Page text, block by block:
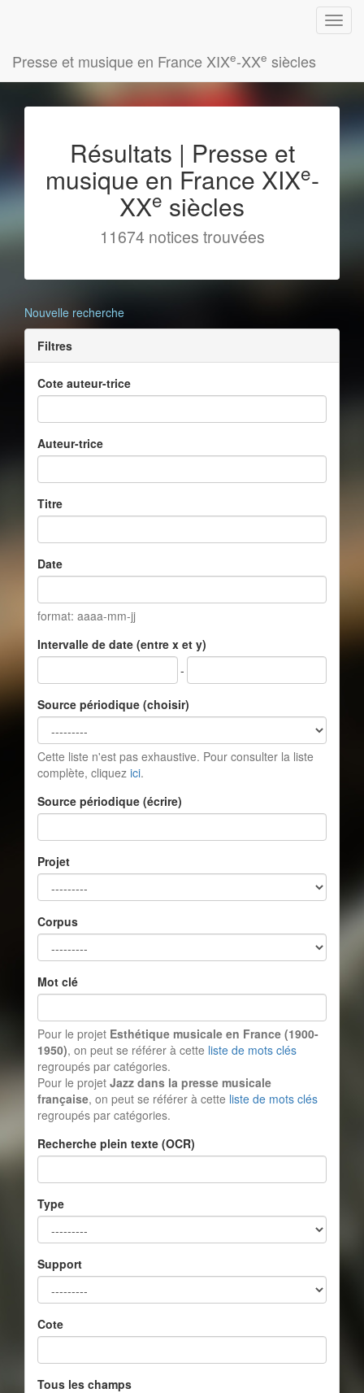
Presse et musique en France XIXe-XXe siècles
Résultats | Presse et
musique en France XIXe-
XXe siècles
11674 notices trouvées
Nouvelle recherche
Filtres
Cote auteur-trice
Auteur-trice
Titre
Date
format: aaaa-mm-jj
Intervalle de date (entre x et y)
-
Source périodique (choisir)
Cette liste n'est pas exhaustive. Pour consulter la liste
complète, cliquez ici.
Source périodique (écrire)
Projet
Corpus
Mot clé
Pour le projet Esthétique musicale en France (1900-
1950), on peut se référer à cette liste de mots clés
regroupés par catégories.
Pour le projet Jazz dans la presse musicale
française, on peut se référer à cette liste de mots clés
regroupés par catégories.
Recherche plein texte (OCR)
Type
Support
Cote
Tous les champs